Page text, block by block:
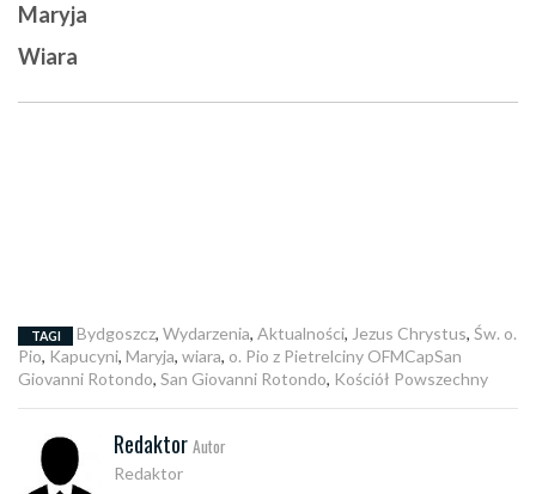
Maryja
Wiara
TAGI Bydgoszcz, Wydarzenia, Aktualności, Jezus Chrystus, Św. o.
Pio, Kapucyni, Maryja, wiara, o. Pio z Pietrelciny OFMCapSan
Giovanni Rotondo, San Giovanni Rotondo, Kościół Powszechny
Redaktor Autor
Redaktor